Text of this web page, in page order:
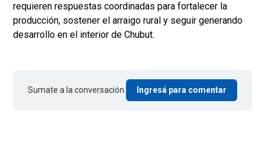
requieren respuestas coordinadas para fortalecer la
producción, sostener el arraigo rural y seguir generando
desarrollo en el interior de Chubut.
Sumate a la conversación. Ingresá para comentar